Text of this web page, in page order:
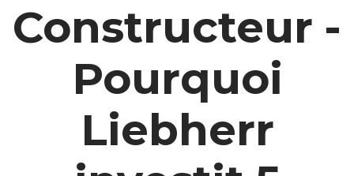
Constructeur -
Pourquoi
Liebherr